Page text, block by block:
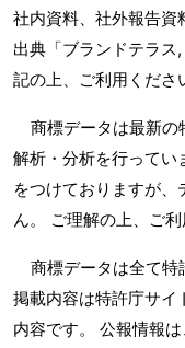
社内資料、社外報告資
出典「ブランドテラス,
記の上、ご利用くださ
商標データは最新の
解析・分析を行ってい
をつけておりますが
ん。 ご理解の上、ご利
商標データは全て特
掲載内容は特許庁サイ
内容です。 公報情報